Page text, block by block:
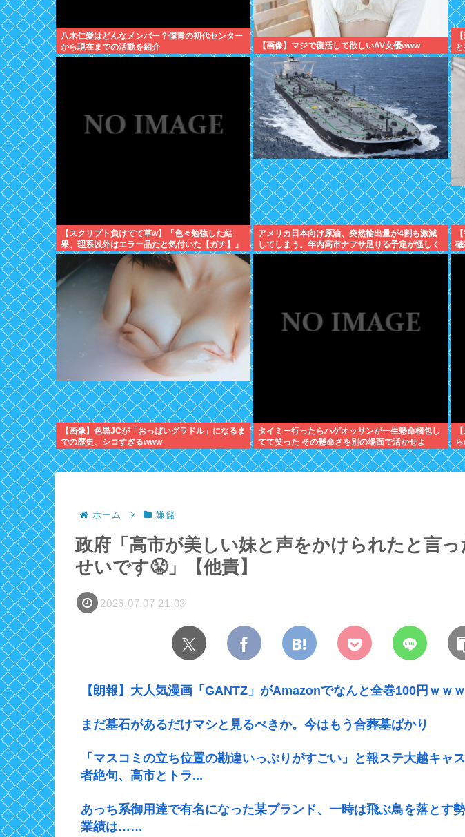
八木仁愛はどんなメンバー？僕青の初代センター
から現在までの活動を紹介
【画像】マジで復活して欲しいAV女優www
【スクリプト負けてて草w】「色々勉強した結
果、理系以外はエラー品だと気付いた【ガチ】」
について、もっと具体的に話そうか
アメリカ日本向け原油、突然輸出量が4割も激減
してしまう。年内高市ナフサ足りる予定が怪しく
なりはじめる
【画像】色黒JCが「おっぱいグラドル」になるま
での歴史、シコすぎるwww
タイミー行ったらハゲオッサンが一生懸命梱包し
てて笑った その懸命さを別の場面で活かせよ
ホーム 嫌儲
政府「高市が美しい妹と声をかけられたと言
せいです😤」【他責】
2026.07.07 21:03
【朗報】大人気漫画「GANTZ」がAmazonでなんと全巻100円ｗｗ
まだ墓石があるだけマシと見るべきか。今はもう合葬墓ばかり
「マスコミの立ち位置の勘違いっぷりがすごい」と報ステ大越キャ
者絶句、高市とトラ...
あっち系御用達で有名になった某ブランド、一時は飛ぶ鳥を落とす
業績は……